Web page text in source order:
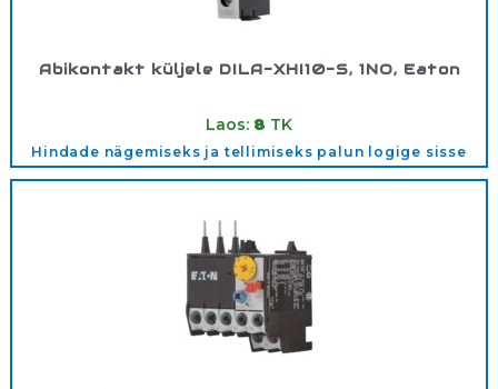
Abikontakt küljele DILA-XHI10-S, 1NO, Eaton
Laos: 8 TK
Hindade nägemiseks ja tellimiseks palun logige sisse